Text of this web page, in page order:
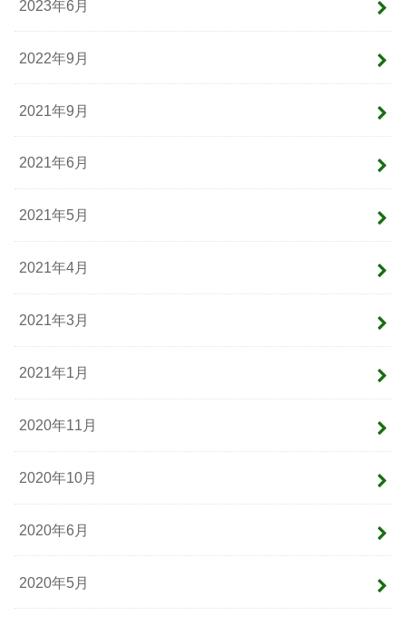
2023年6月
2022年9月
2021年9月
2021年6月
2021年5月
2021年4月
2021年3月
2021年1月
2020年11月
2020年10月
2020年6月
2020年5月